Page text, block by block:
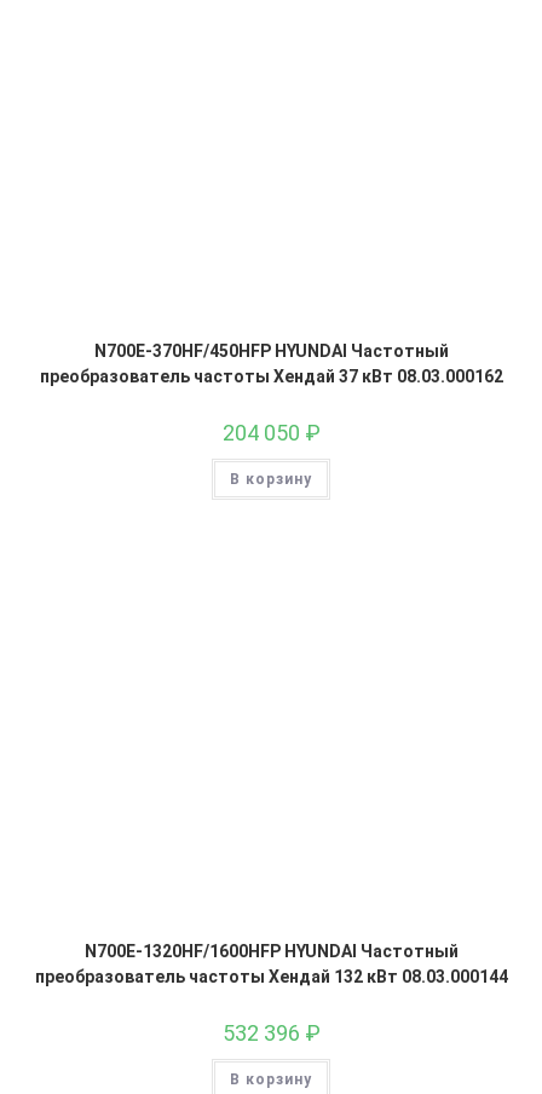
N700E-370HF/450HFP HYUNDAI Частотный
преобразователь частоты Хендай 37 кВт 08.03.000162
204 050 ₽
В корзину
N700E-1320HF/1600HFP HYUNDAI Частотный
преобразователь частоты Хендай 132 кВт 08.03.000144
532 396 ₽
В корзину